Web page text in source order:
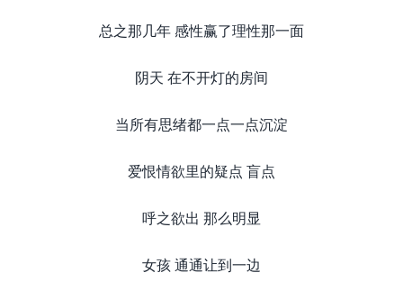
总之那几年 感性赢了理性那一面
阴天 在不开灯的房间
当所有思绪都一点一点沉淀
爱恨情欲里的疑点 盲点
呼之欲出 那么明显
女孩 通通让到一边